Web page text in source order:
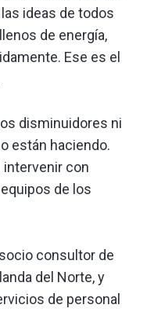
ideas de todos
de energía,
Ese es el
disminuidores ni
están haciendo.
intervenir con
de los
consultor de
del Norte, y
de personal